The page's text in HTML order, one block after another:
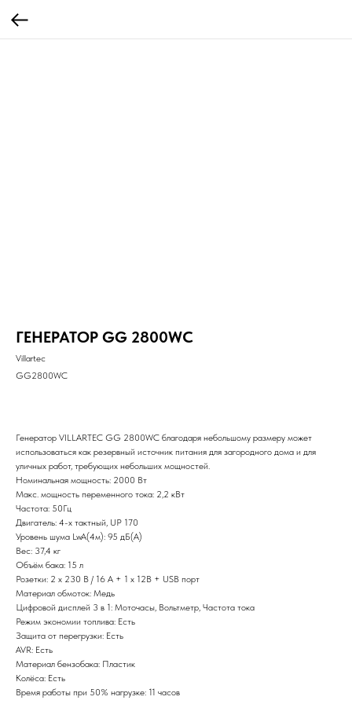
ГЕНЕРАТОР GG 2800WC
Villartec
GG2800WC
Генератор VILLARTEC GG 2800WC благодаря небольшому размеру может
использоваться как резервный источник питания для загородного дома и для
уличных работ, требующих небольших мощностей.
Номинальная мощность: 2000 Вт
Макс. мощность переменного тока: 2,2 кВт
Частота: 50Гц
Двигатель: 4-х тактный, UP 170
Уровень шума LwA(4м): 95 дБ(А)
Вес: 37,4 кг
Объём бака: 15 л
Розетки: 2 х 230 В / 16 А + 1 х 12В + USB порт
Материал обмоток: Медь
Цифровой дисплей 3 в 1: Моточасы, Вольтметр, Частота тока
Режим экономии топлива: Есть
Защита от перегрузки: Есть
AVR: Есть
Материал бензобака: Пластик
Колёса: Есть
Время работы при 50% нагрузке: 11 часов